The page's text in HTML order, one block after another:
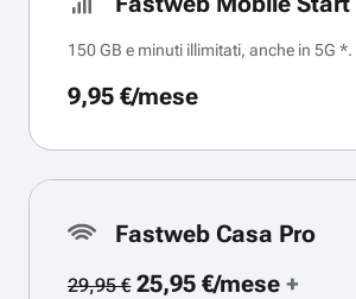
150 GB e minuti illimitati, anche in 5G *.
9,95 €/mese
Fastweb Casa Pro
29,95 €25,95 €/mese+